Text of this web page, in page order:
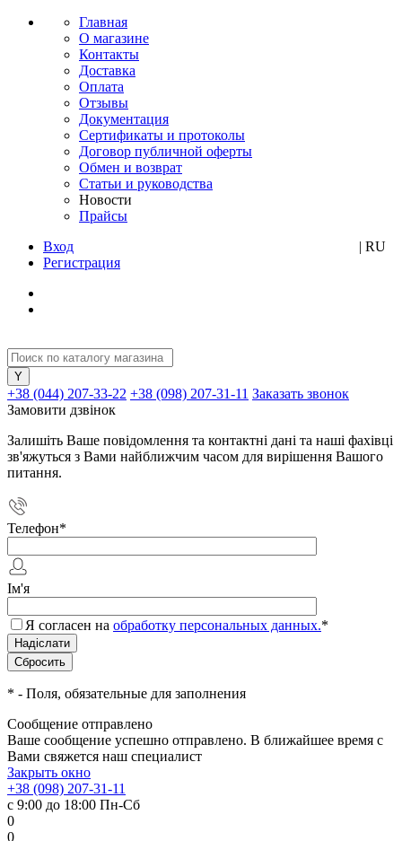
Главная
О магазине
Контакты
Доставка
Оплата
Отзывы
Документация
Сертификаты и протоколы
Договор публичной оферты
Обмен и возврат
Статьи и руководства
Новости
Прайсы
| RU
Вход
Регистрация
+38 (044) 207-33-22 +38 (098) 207-31-11 Заказать звонок
Замовити дзвінок
Залишіть Ваше повідомлення та контактні дані та наші фахівці
зв'яжуться з Вами найближчим часом для вирішення Вашого
питання.
Телефон*
Ім'я
Я согласен на обработку персональных данных.*
* - Поля, обязательные для заполнения
Сообщение отправлено
Ваше сообщение успешно отправлено. В ближайшее время с
Вами свяжется наш специалист
Закрыть окно
+38 (098) 207-31-11
с 9:00 до 18:00 Пн-Сб
0
0